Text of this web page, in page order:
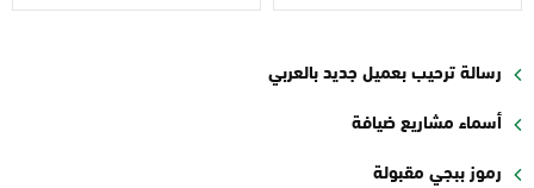
رسالة ترحيب بعميل جديد بالعربي
أسماء مشاريع ضيافة
رموز ببجي مقبولة